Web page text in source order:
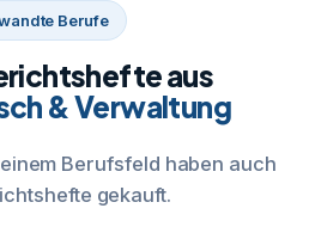
Berufe
aus
& Verwaltung
Berufsfeld haben auch
gekauft.